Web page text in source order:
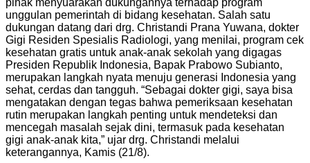
unggulan pemerintah di bidang kesehatan. Salah satu
dukungan datang dari drg. Christandi Prana Yuwana, dokter
Gigi Residen Spesialis Radiologi, yang menilai, program cek
kesehatan gratis untuk anak-anak sekolah yang digagas
Presiden Republik Indonesia, Bapak Prabowo Subianto,
merupakan langkah nyata menuju generasi Indonesia yang
sehat, cerdas dan tangguh. “Sebagai dokter gigi, saya bisa
mengatakan dengan tegas bahwa pemeriksaan kesehatan
rutin merupakan langkah penting untuk mendeteksi dan
mencegah masalah sejak dini, termasuk pada kesehatan
gigi anak-anak kita,” ujar drg. Christandi melalui
keterangannya, Kamis (21/8).